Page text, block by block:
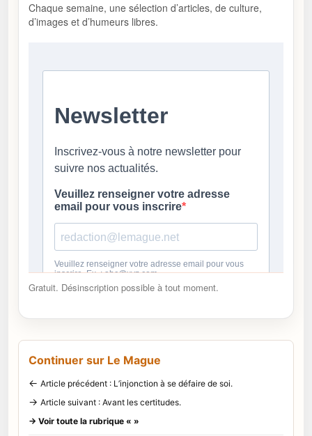
Chaque semaine, une sélection d’articles, de culture,
d’images et d’humeurs libres.
Gratuit. Désinscription possible à tout moment.
Continuer sur Le Mague
← Article précédent : L’injonction à se défaire de soi.
→ Article suivant : Avant les certitudes.
→ Voir toute la rubrique « »